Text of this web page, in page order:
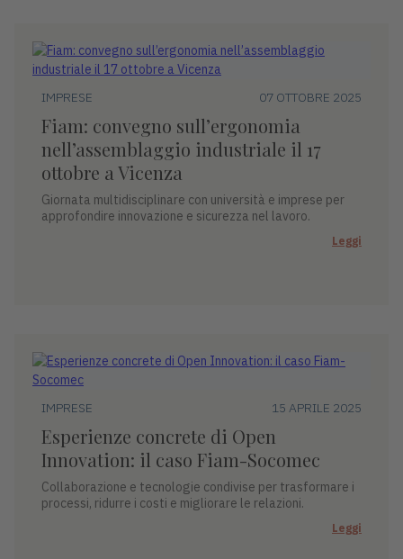
IMPRESE 07 OTTOBRE 2025
Fiam: convegno sull’ergonomia
nell’assemblaggio industriale il 17
ottobre a Vicenza
Giornata multidisciplinare con università e imprese per
approfondire innovazione e sicurezza nel lavoro.
Leggi
IMPRESE 15 APRILE 2025
Esperienze concrete di Open
Innovation: il caso Fiam-Socomec
Collaborazione e tecnologie condivise per trasformare i
processi, ridurre i costi e migliorare le relazioni.
Leggi